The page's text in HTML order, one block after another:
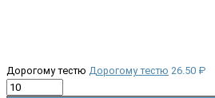
Дорогому тестю Дорогому тестю 26.50 ₽